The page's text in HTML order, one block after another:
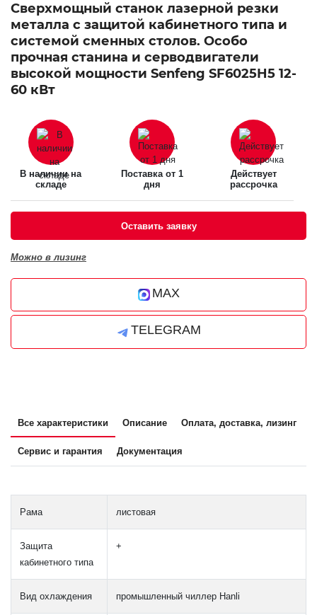
Сверхмощный станок лазерной резки
металла с защитой кабинетного типа и
системой сменных столов. Особо
прочная станина и серводвигатели
высокой мощности Senfeng SF6025H5 12-
60 кВт
В наличии на
складе
Поставка от 1
дня
Действует
рассрочка
Оставить заявку
Можно в лизинг
MAX
TELEGRAM
Все характеристики Описание Оплата, доставка, лизинг
Сервис и гарантия Документация
Рама листовая
Защита
кабинетного типа
+
Вид охлаждения промышленный чиллер Hanli